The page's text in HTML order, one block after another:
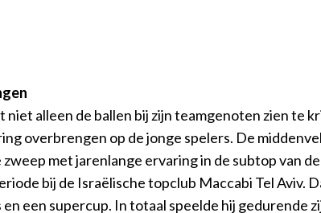
niet alleen de ballen bij zijn teamgenoten zien te
overbrengen op de jonge spelers. De
met jarenlange ervaring in de subtop van de
bij de Israëlische topclub Maccabi Tel Aviv.
een supercup. In totaal speelde hij gedurende